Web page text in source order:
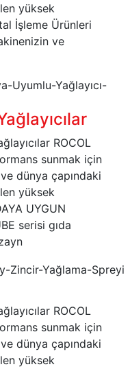
yüksek
İşleme Ürünleri
ve
ROCOL
sunmak için
dünya çapındaki
yüksek
UYGUN
serisi gıda
ROCOL
sunmak için
dünya çapındaki
yüksek